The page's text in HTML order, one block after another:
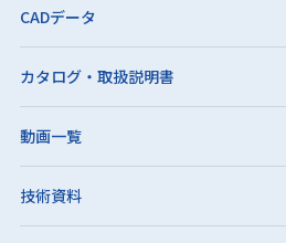
CADデータ
カタログ・取扱説明書
動画一覧
技術資料